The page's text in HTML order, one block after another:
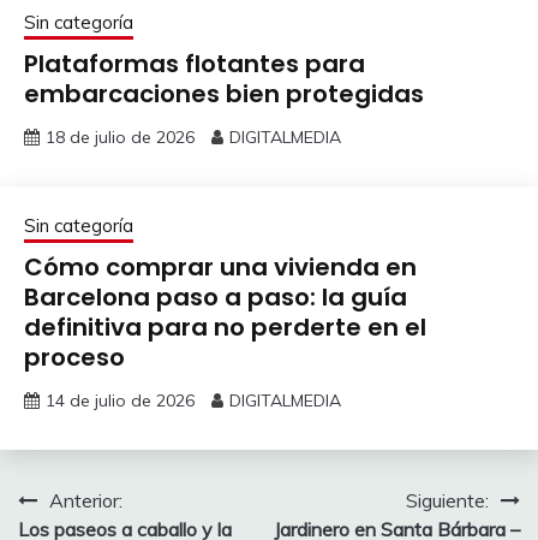
Sin categoría
Plataformas flotantes para
embarcaciones bien protegidas
18 de julio de 2026 DIGITALMEDIA
Sin categoría
Cómo comprar una vivienda en
Barcelona paso a paso: la guía
definitiva para no perderte en el
proceso
14 de julio de 2026 DIGITALMEDIA
Navegación
Anterior:
Los paseos a caballo y la
Siguiente:
Jardinero en Santa Bárbara –